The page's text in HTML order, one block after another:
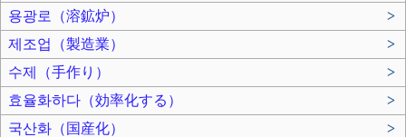
용광로（溶鉱炉）
>
제조업（製造業）
>
수제（手作り）
>
효율화하다（効率化する）
>
국산화（国産化）
>